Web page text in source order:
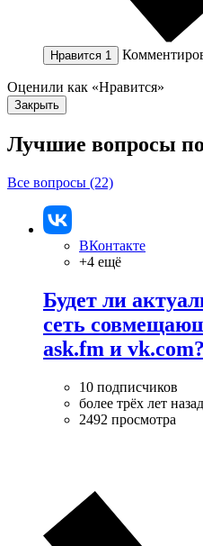
Нравится 1
Оценили как «Нравится»
Закрыть
Лучшие вопросы
Все вопросы (22)
ВКонтакте
+4 ещё
Будет ли
сеть
ask.fm и vk.com?
10 подписчиков
более трёх лет назад
2492 просмотра